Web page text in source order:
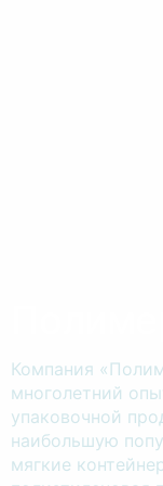
ХЗПК
производства
сырьевого вида
высокого
производитель,
Компания
многолетний
упаковочной
наибольшую
мягкие